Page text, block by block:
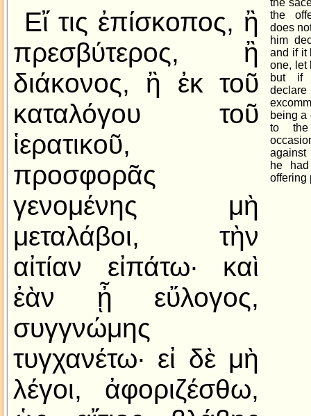
Εἴ τις ἐπίσκοπος, ἢ
πρεσβύτερος, ἢ
διάκονος, ἢ ἐκ τοῦ
καταλόγου τοῦ
ἱερατικοῦ,
προσφορᾶς
γενομένης μὴ
μεταλάβοι, τὴν
αἰτίαν εἰπάτω· καὶ
ἐὰν ᾖ εὔλογος,
συγγνώμης
τυγχανέτω· εἰ δὲ μὴ
λέγοι, ἀφοριζέσθω,
the
the
does
him
and if it
one, let
but if
being a
to the
against
he
offering